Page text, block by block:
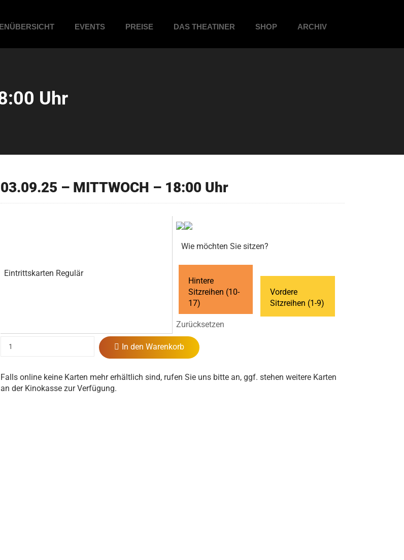
EVENTS PREISE DAS THEATINER SHOP ARCHIV
Uhr
03.09.25 – MITTWOCH – 18:00 Uhr
Eintrittskarten Regulär
Wie möchten Sie sitzen?
Hintere
Sitzreihen (10-
17)
Vordere
Sitzreihen (1-9)
Zurücksetzen
In den Warenkorb
Falls online keine Karten mehr erhältlich sind, rufen Sie uns bitte an, ggf. stehen weitere Karten
an der Kinokasse zur Verfügung.